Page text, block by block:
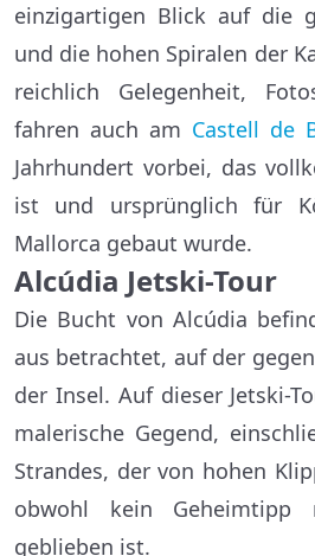
einzigartigen Blick auf die
und die hohen Spiralen der
reichlich Gelegenheit,
fahren auch am Castell de
Jahrhundert vorbei, das
ist und ursprünglich für
Mallorca gebaut wurde.
Alcúdia Jetski-Tour
Die Bucht von Alcúdia
aus betrachtet, auf der
der Insel. Auf dieser Jetski-
malerische Gegend,
Strandes, der von hohen
obwohl kein
geblieben ist.